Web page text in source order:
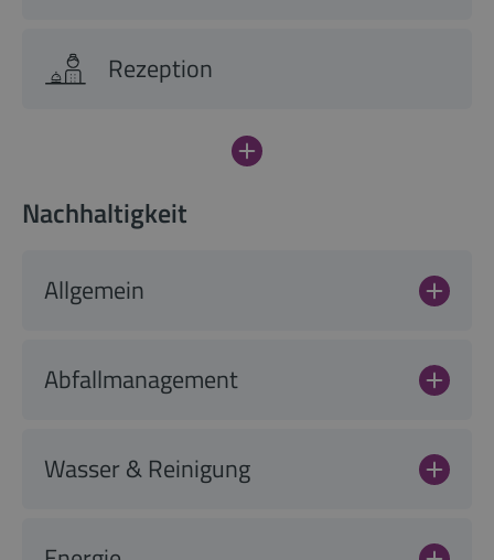
Rezeption
Nachhaltigkeit
Allgemein
Abfallmanagement
Wasser & Reinigung